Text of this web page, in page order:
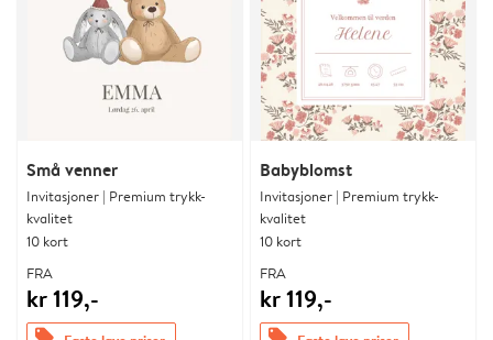
Små venner
Invitasjoner | Premium trykk-
kvalitet
10 kort
FRA
kr 119,-
Babyblomst
Invitasjoner | Premium trykk-
kvalitet
10 kort
FRA
kr 119,-